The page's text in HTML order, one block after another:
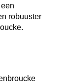
robuuster